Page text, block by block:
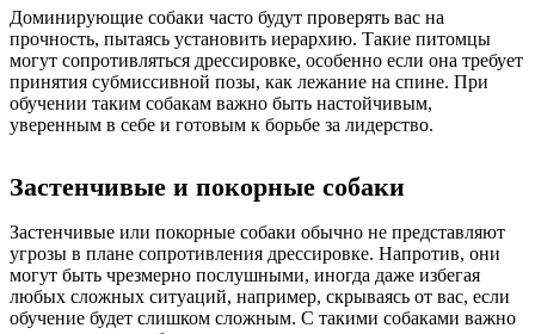
Доминирующие собаки часто будут проверять вас на
прочность, пытаясь установить иерархию. Такие питомцы
могут сопротивляться дрессировке, особенно если она требует
принятия субмиссивной позы, как лежание на спине. При
обучении таким собакам важно быть настойчивым,
уверенным в себе и готовым к борьбе за лидерство.
Застенчивые и покорные собаки
Застенчивые или покорные собаки обычно не представляют
угрозы в плане сопротивления дрессировке. Напротив, они
могут быть чрезмерно послушными, иногда даже избегая
любых сложных ситуаций, например, скрываясь от вас, если
обучение будет слишком сложным. С такими собаками важно